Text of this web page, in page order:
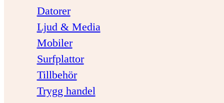
Datorer
Ljud & Media
Mobiler
Surfplattor
Tillbehör
Trygg handel